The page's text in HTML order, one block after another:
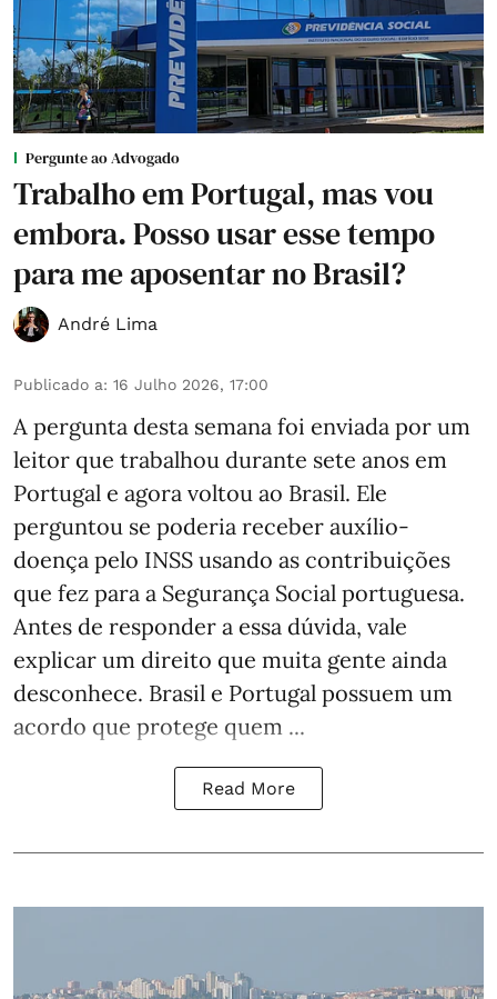
Pergunte ao Advogado
Trabalho em Portugal, mas vou
embora. Posso usar esse tempo
para me aposentar no Brasil?
André Lima
Publicado a: 16 Julho 2026, 17:00
A pergunta desta semana foi enviada por um
leitor que trabalhou durante sete anos em
Portugal e agora voltou ao Brasil. Ele
perguntou se poderia receber auxílio-
doença pelo INSS usando as contribuições
que fez para a Segurança Social portuguesa.
Antes de responder a essa dúvida, vale
explicar um direito que muita gente ainda
desconhece. Brasil e Portugal possuem um
acordo que protege quem ...
Read More